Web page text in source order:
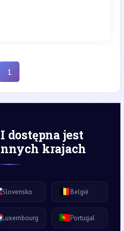
1
dostępna jest
krajach
Slovensko 🇧🇪België
Luxembourg 🇵🇹Portugal